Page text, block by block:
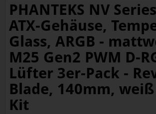
PHANTEKS NV
ATX-Gehäuse,
Glass, ARGB -
M25 Gen2 PWM D-
Lüfter 3er-Pack -
Blade, 140mm, weiß
Kit